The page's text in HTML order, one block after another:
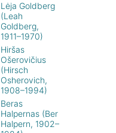
Lėja Goldberg
(Leah
Goldberg,
1911–1970)
Hiršas
Ošerovičius
(Hirsch
Osherovich,
1908–1994)
Beras
Halpernas (Ber
Halpern, 1902–